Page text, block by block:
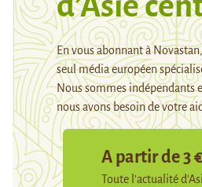
En vous abonnant à
seul média européen
Nous sommes indépendants
nous avons besoin de votre
A partir de 3
Toute l’actualité